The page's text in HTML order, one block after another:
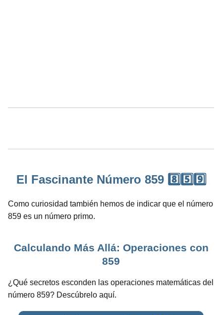
El Fascinante Número 859 8️⃣5️⃣9️⃣
Como curiosidad también hemos de indicar que el número
859 es un número primo.
Calculando Más Allá: Operaciones con
859
¿Qué secretos esconden las operaciones matemáticas del
número 859? Descúbrelo aquí.